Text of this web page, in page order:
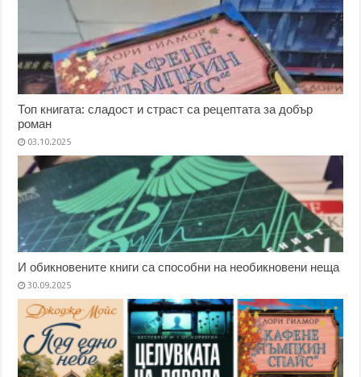
Топ книгата: сладост и страст са рецептата за добър
роман
03.10.2025
И обикновените книги са способни на необикновени неща
30.09.2025